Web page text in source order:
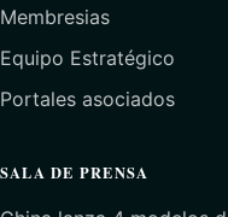
Membresias
Equipo Estratégico
Portales asociados
SALA DE PRENSA